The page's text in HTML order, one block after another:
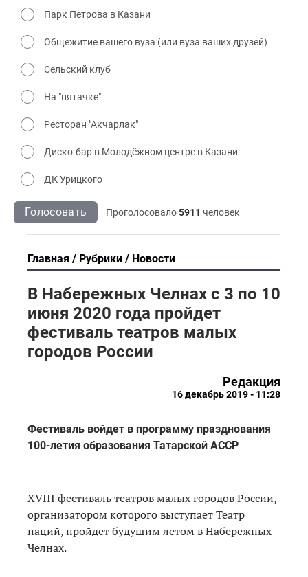
Парк Петрова в Казани
Общежитие вашего вуза (или вуза ваших друзей)
Сельский клуб
На "пятачке"
Ресторан "Акчарлак"
Диско-бар в Молодёжном центре в Казани
ДК Урицкого
Голосовать Проголосовало5911 человек
Главная Рубрики Новости
В Набережных Челнах с 3 по 10
июня 2020 года пройдет
фестиваль театров малых
городов России
Редакция
16 декабрь 2019 - 11:28
Фестиваль войдет в программу празднования
100-летия образования Татарской АССР
XVIII фестиваль театров малых городов России,
организатором которого выступает Театр
наций, пройдет будущим летом в Набережных
Челнах.